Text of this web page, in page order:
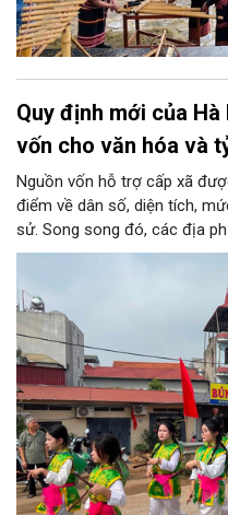
Quy định mới của
vốn cho văn hóa và
Nguồn vốn hỗ trợ cấp xã
điểm về dân số, diện tích,
sử. Song song đó, các địa
đối ứng tối thiểu từ 10% đến
toàn diện văn hóa Thủ đô.